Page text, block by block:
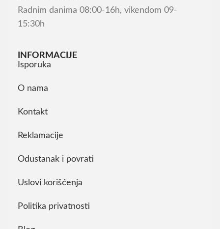
Radnim danima 08:00-16h, vikendom 09-
15:30h
INFORMACIJE
Isporuka
O nama
Kontakt
Reklamacije
Odustanak i povrati
Uslovi korišćenja
Politika privatnosti